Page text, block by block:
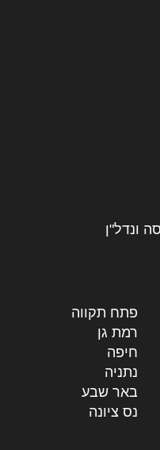
ונדל"ן
פתח תקווה
רמת גן
חיפה
נתניה
באר שבע
נס ציונה